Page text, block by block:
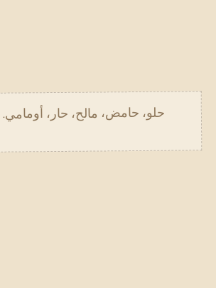
حلو، حامض، مالح، حار،